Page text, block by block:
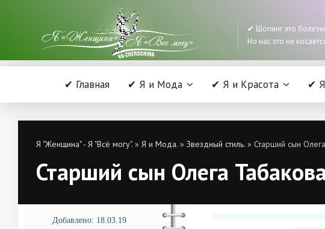
✔ Шопинг это
Но нас это не
✔ Главная ✔ Я и Мода ✔ Я и Красота ✔
Я "Женщина" - Я "Всё могу". » Я и Мода. » Звездный стиль. » Старший сын
Старший сын Олега
Добавлено: 18.03.19